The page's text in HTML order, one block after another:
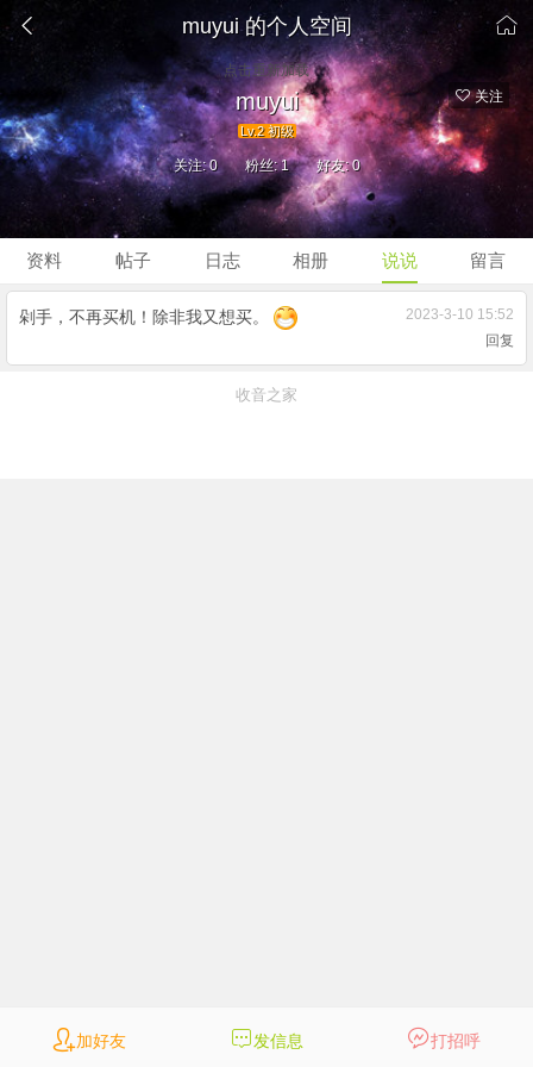
 muyui 的个人空间 
点击重新加载
muyui
Lv.2 初级
关注
关注: 0 粉丝: 1 好友: 0
资料 帖子 日志 相册 说说 留言
加好友 发信息 打招呼
2023-3-10 15:52
剁手，不再买机！除非我又想买。
回复
收音之家